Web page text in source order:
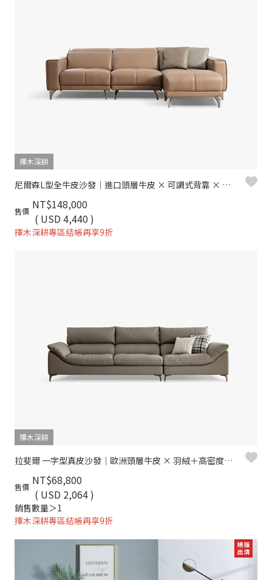
擇木深耕
尼爾森L型全牛皮沙發｜進口頭層牛皮 × 可調式背靠 × 十年骨架保固 – 擇木深耕系列
售價 NT$148,000
( USD 4,440 )
擇木深耕專區結帳再享9折
擇木深耕
拉斐爾 一字型真皮沙發｜歐洲頭層牛皮 × 羽絨＋高密度彈力坐墊 × 十年骨架保固 – 擇木深耕系列
售價 NT$68,800
( USD 2,064 )
銷售數量＞1
擇木深耕專區結帳再享9折